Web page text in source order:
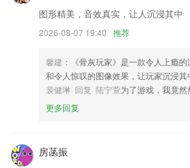
2.支持一键收藏功能，能够快速的一键收藏
为用户提供了超级好用的搜索功能，你想看
3.直播课程等你学习，名师授课，为大家系
考试知识；
4.针对考研英语精选系列专题，其中部分精
5.我的收藏收藏需要特别注意的题目，时刻
车道级导航体验升级，支持全部机型，道路指
图形精美，音效真实，让人沉浸其中
2026-08-07 19:40 推荐
馨建 ：《骨灰玩家》是一款令人上瘾
和令人惊叹的图像效果，让玩家沉浸其
裴健琳 回复 陆宁萱为了游戏，我竟然
更多回复
房菡振